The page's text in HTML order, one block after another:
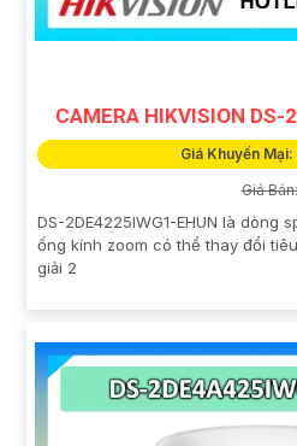
CAMERA HIKVISION DS-
Giá Khuyến
Giá Bán:
DS-2DE4225IWG1-EHUN là dòng
ống kính zoom có thể thay đổi
giải 2